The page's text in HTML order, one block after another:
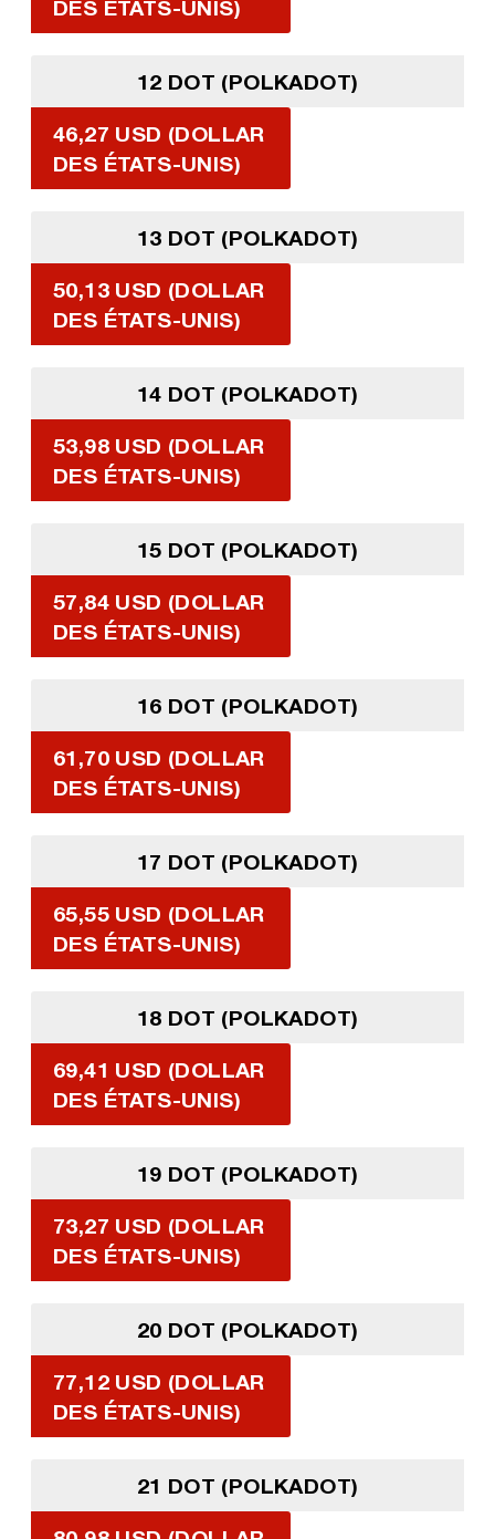
DES ÉTATS-UNIS)
12 DOT (POLKADOT)
46,27 USD (DOLLAR
DES ÉTATS-UNIS)
13 DOT (POLKADOT)
50,13 USD (DOLLAR
DES ÉTATS-UNIS)
14 DOT (POLKADOT)
53,98 USD (DOLLAR
DES ÉTATS-UNIS)
15 DOT (POLKADOT)
57,84 USD (DOLLAR
DES ÉTATS-UNIS)
16 DOT (POLKADOT)
61,70 USD (DOLLAR
DES ÉTATS-UNIS)
17 DOT (POLKADOT)
65,55 USD (DOLLAR
DES ÉTATS-UNIS)
18 DOT (POLKADOT)
69,41 USD (DOLLAR
DES ÉTATS-UNIS)
19 DOT (POLKADOT)
73,27 USD (DOLLAR
DES ÉTATS-UNIS)
20 DOT (POLKADOT)
77,12 USD (DOLLAR
DES ÉTATS-UNIS)
21 DOT (POLKADOT)